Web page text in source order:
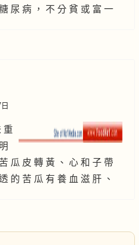
尿 病 ， 不 分 貧 或 富 一
重
瓜 皮 轉 黃 、 心 和 子 帶
的 苦 瓜 有 養 血 滋 肝 、